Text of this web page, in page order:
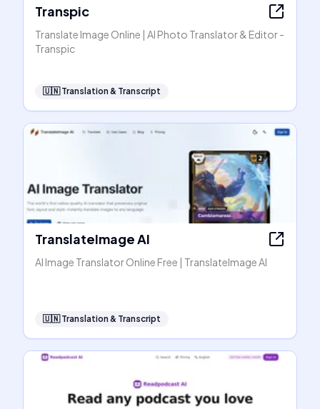
Transpic
Translate Image Online | AI Photo Translator & Editor -
Transpic
🇺🇳 Translation & Transcript
TranslateImage AI
AI Image Translator Online Free | TranslateImage AI
🇺🇳 Translation & Transcript